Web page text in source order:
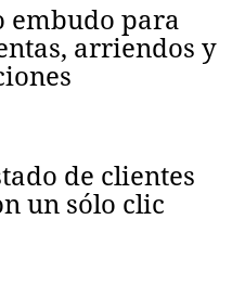
embudo para
arriendos y
de clientes
un sólo clic